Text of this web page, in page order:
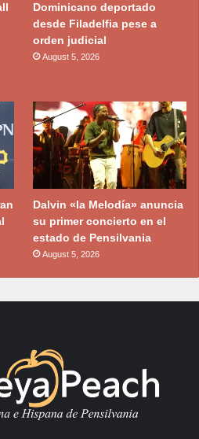
Dominicano deportado
desde Filadelfia pese a
orden judicial
August 5, 2026
Dalvin «la Melodía» anuncia
su primer concierto en el
estado de Pensilvania
August 5, 2026